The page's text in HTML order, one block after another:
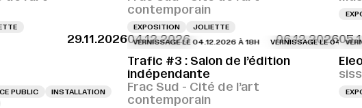
contemporain
EXPOSITION JOLIETTE
29.11.2026
PUBLIC
INSTALLATION
04.12.2026 06.12.2026
VERNISSAGE LE 04.12.2026 À 18H VERNISSAGE LE 04.12.2026 À
Trafic #3 : Salon de l’édition
indépendante
Frac Sud - Cité de l’art
contemporain